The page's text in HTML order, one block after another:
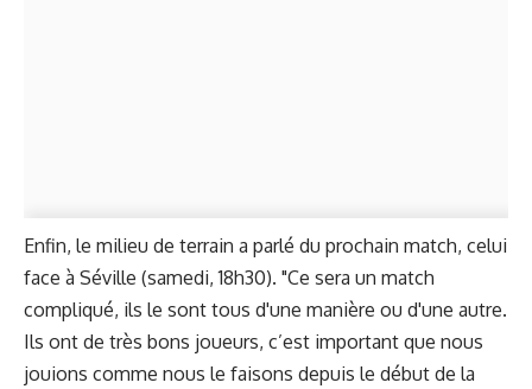
Enfin, le milieu de terrain a parlé du prochain match, celui
face à Séville (samedi, 18h30). "Ce sera un match
compliqué, ils le sont tous d'une manière ou d'une autre.
Ils ont de très bons joueurs, c’est important que nous
jouions comme nous le faisons depuis le début de la